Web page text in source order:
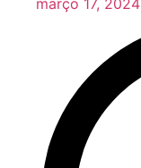
março 17, 2024